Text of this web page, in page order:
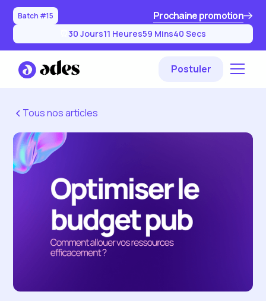
Batch #15 Prochaine promotion
⏰30 Jours11 Heures59 Mins39 Secs
Postuler
Tous nos articles